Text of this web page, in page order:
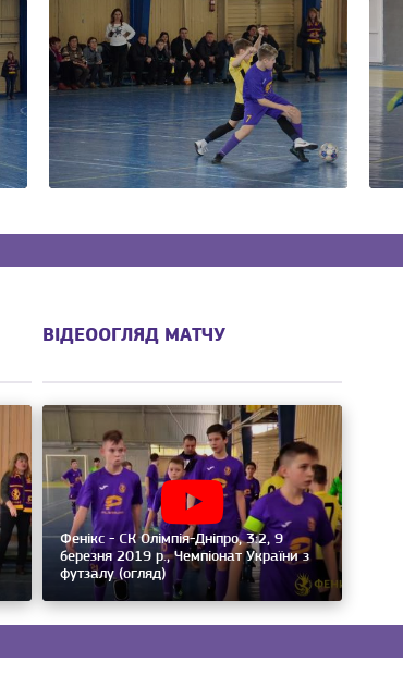
ВІДЕООГЛЯД МАТЧУ
Фенікс - СК Олімпія-Дніпро, 3:2, 9
березня 2019 р., Чемпіонат України з
футзалу (огляд)